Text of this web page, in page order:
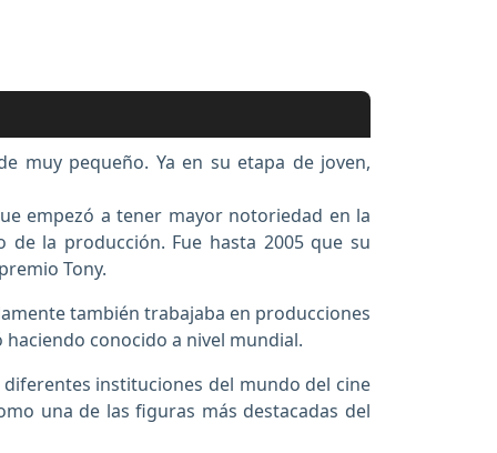
muy pequeño. Ya en su etapa de joven,
empezó a tener mayor notoriedad en la
la producción. Fue hasta 2005 que su
Tony.
también trabajaba en producciones
conocido a nivel mundial.
instituciones del mundo del cine
una de las figuras más destacadas del